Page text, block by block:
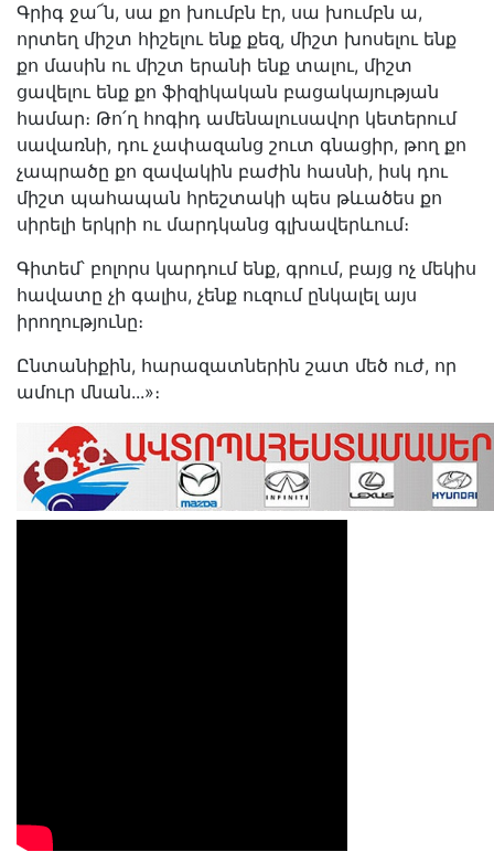
Գրիգ ջա՜ն, սա քո խումբն էր, սա խումբն ա,
որտեղ միշտ հիշելու ենք քեզ, միշտ խոսելու ենք
քո մասին ու միշտ երանի ենք տալու, միշտ
ցավելու ենք քո ֆիզիկական բացակայության
համար։ Թո՛ղ հոգիդ ամենալուսավոր կետերում
սավառնի, դու չափազանց շուտ գնացիր, թող քո
չապրածը քո զավակին բաժին հասնի, իսկ դու
միշտ պահապան հրեշտակի պես թևածես քո
սիրելի երկրի ու մարդկանց գլխավերևում։
Գիտեմ՝ բոլորս կարդում ենք, գրում, բայց ոչ մեկիս
հավատը չի գալիս, չենք ուզում ընկալել այս
իրողությունը։
Ընտանիքին, հարազատներին շատ մեծ ուժ, որ
ամուր մնան...»։